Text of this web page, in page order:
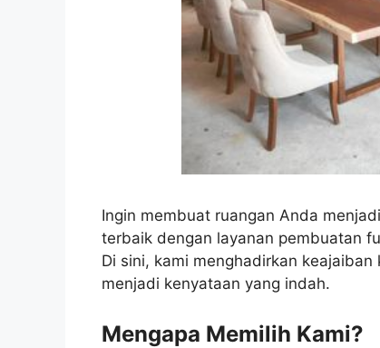
Ingin membuat ruangan Anda
terbaik dengan layanan pembuatan
Di sini, kami menghadirkan
menjadi kenyataan yang indah.
Mengapa Memilih Kami?